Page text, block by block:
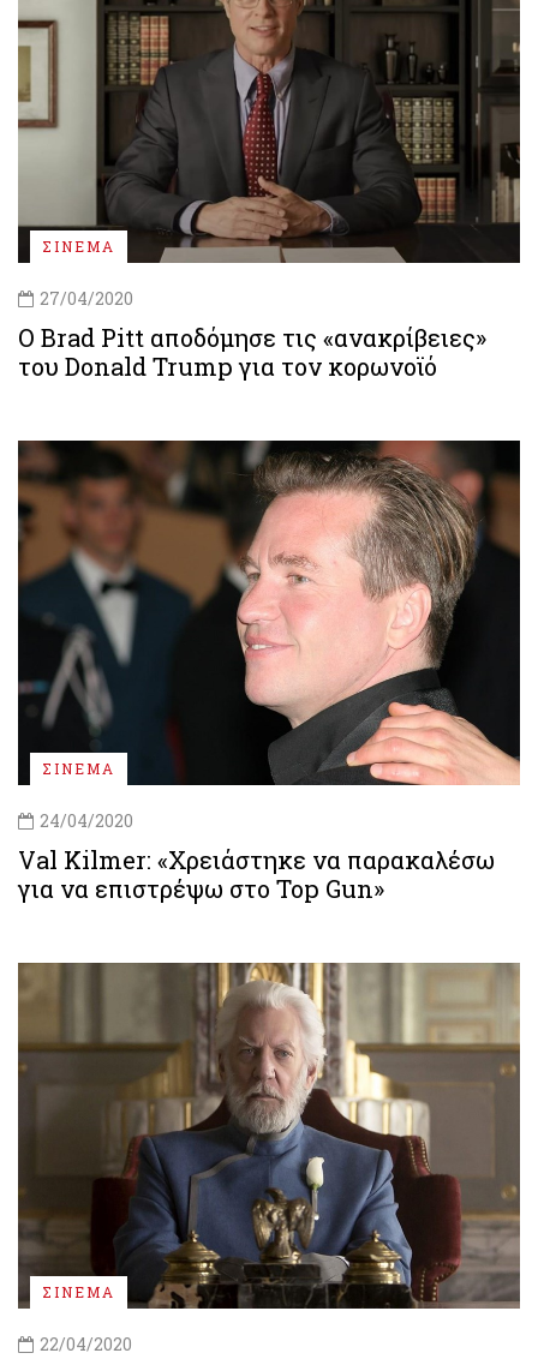
ΣΙΝΕΜΑ
27/04/2020
Ο Brad Pitt αποδόμησε τις «ανακρίβειες»
του Donald Trump για τον κορωνοϊό
ΣΙΝΕΜΑ
24/04/2020
Val Kilmer: «Χρειάστηκε να παρακαλέσω
για να επιστρέψω στο Top Gun»
ΣΙΝΕΜΑ
22/04/2020